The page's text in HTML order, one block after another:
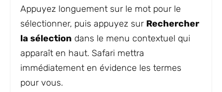
Appuyez longuement sur le mot pour le
sélectionner, puis appuyez sur Rechercher
la sélection dans le menu contextuel qui
apparaît en haut. Safari mettra
immédiatement en évidence les termes
pour vous.